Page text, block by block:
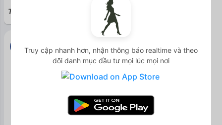
Tuyên bố miễn trách nhiệm pháp lý (Disclaimer)
@Facebook User
Em đầu tư thì không giỏi, nhưng nhận thấy
về dinh dưỡng và tập những thói quen tốt
cho sức khỏe thì khá ổn, hoặc có thể em
thuộc tuýp người đơn giản. May mắn khi
biết đến group của chị Leox và nhận được
Truy cập nhanh hơn, nhận thông báo realtime và theo
dõi danh mục đầu tư mọi lúc mọi nơi